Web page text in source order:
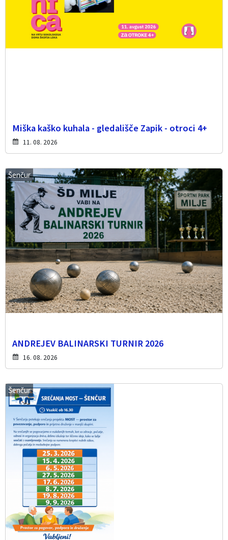
Miška kaško kuhala - gledališče Zapik - otroci 4+
11. 08. 2026
Šenčur
ANDREJEV BALINARSKI TURNIR 2026
16. 08. 2026
Šenčur